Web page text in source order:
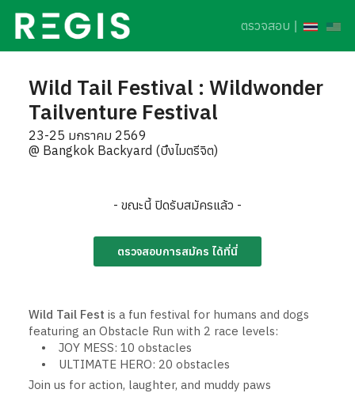
ตรวจสอบ
Wild Tail Festival : Wildwonder
Tailventure Festival
23-25 มกราคม 2569
@ Bangkok Backyard (บึงไมตรีจิต)
- ขณะนี้ ปิดรับสมัครแล้ว -
ตรวจสอบการสมัคร ได้ที่นี่
Wild Tail Fest is a fun festival for humans and dogs
featuring an Obstacle Run with 2 race levels:
• JOY MESS: 10 obstacles
• ULTIMATE HERO: 20 obstacles
Join us for action, laughter, and muddy paws